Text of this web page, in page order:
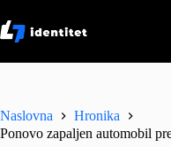
to
content
Naslovna
Hronika
Ponovo zapaljen automobil